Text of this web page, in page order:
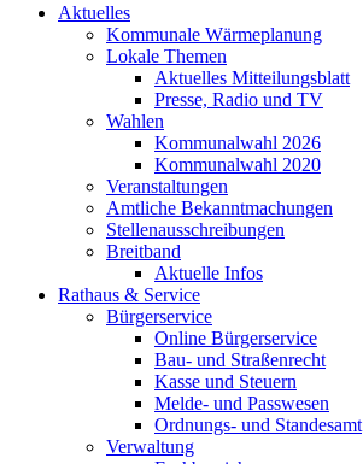
Aktuelles
Kommunale Wärmeplanung
Lokale Themen
Aktuelles Mitteilungsblatt
Presse, Radio und TV
Wahlen
Kommunalwahl 2026
Kommunalwahl 2020
Veranstaltungen
Amtliche Bekanntmachungen
Stellenausschreibungen
Breitband
Aktuelle Infos
Rathaus & Service
Bürgerservice
Online Bürgerservice
Bau- und Straßenrecht
Kasse und Steuern
Melde- und Passwesen
Ordnungs- und Standesamt
Verwaltung